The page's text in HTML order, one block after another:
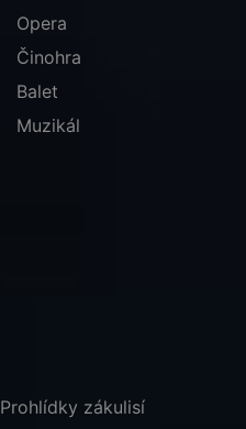
Opera
Činohra
Balet
Muzikál
Prohlídky zákulisí